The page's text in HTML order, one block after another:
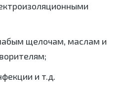
щелочам, маслам и
и т.д.